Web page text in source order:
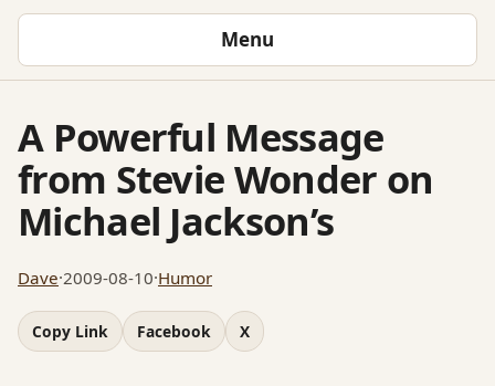
Menu
A Powerful Message
from Stevie Wonder on
Michael Jackson’s
Dave·2009-08-10·Humor
Copy Link Facebook X